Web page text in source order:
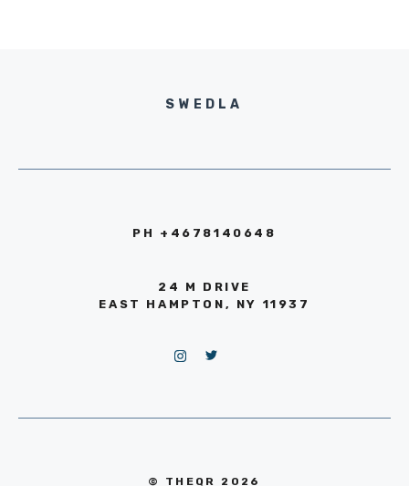
SWEDLA
PH +4678140648
24 M DRIVE
EAST HAMPTON, NY 11937
© THEQR 2026